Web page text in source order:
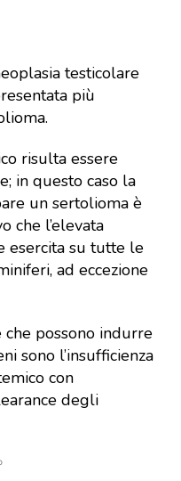
testicolare
più
risulta essere
in questo caso la
un sertolioma è
che l’elevata
esercita su tutte le
ad eccezione
possono indurre
sono l’insufficienza
con
degli